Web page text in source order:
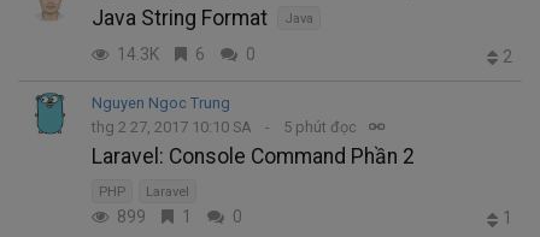
Java String Format Java
14.3K 6 0 2
Nguyen Ngoc Trung
thg 2 27, 2017 10:10 SA
5 phút đọc
Laravel: Console Command Phần 2
PHP Laravel
899 1 0 1